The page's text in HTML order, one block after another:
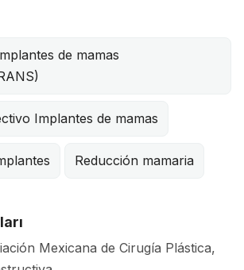
de mamas
Implantes de mamas
Reducción mamaria
Mexicana de Cirugía Plástica,